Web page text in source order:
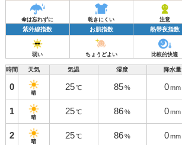
傘は忘れずに 乾きにくい 注意
紫外線指数 お肌指数 熱帯夜指数
弱い ちょうどよい 比較的快適
時間 天気 気温 湿度 降水量
0
晴
25 ℃ 85 % 0 mm
1
晴
25 ℃ 86 % 0 mm
2
晴
25 ℃ 86 % 0 mm